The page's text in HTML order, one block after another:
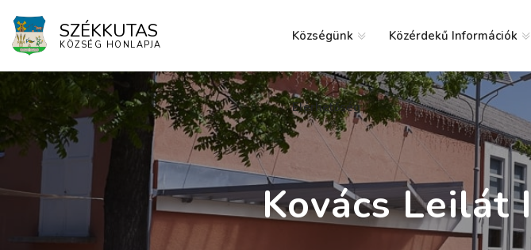
SZÉKKUTAS
KÖZSÉG HONLAPJA
Községünk Közérdekű Információk
Elérhetőség
Kovács Leilát